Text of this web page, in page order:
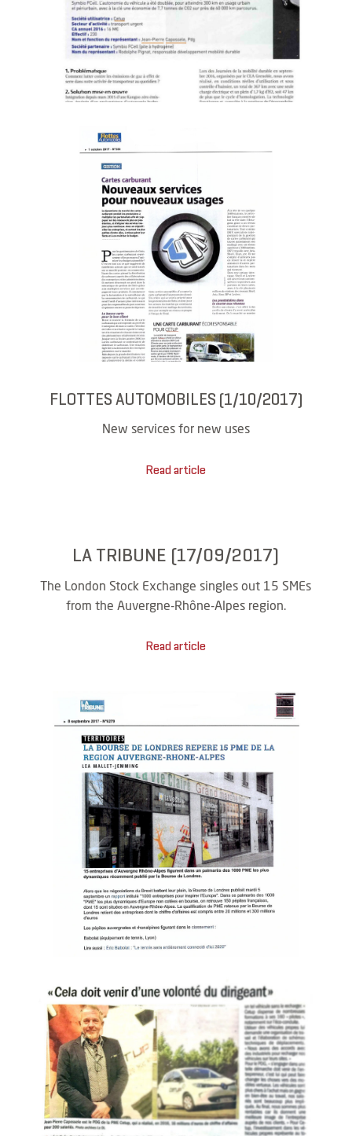
FLOTTES AUTOMOBILES (1/10/2017)
New services for new uses
Read article
LA TRIBUNE (17/09/2017)
The London Stock Exchange singles out 15 SMEs
from the Auvergne-Rhône-Alpes region.
Read article